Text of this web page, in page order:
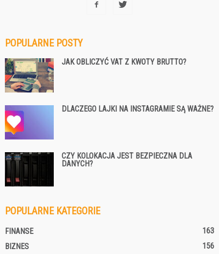
POPULARNE POSTY
JAK OBLICZYĆ VAT Z KWOTY BRUTTO?
DLACZEGO LAJKI NA INSTAGRAMIE SĄ WAŻNE?
CZY KOLOKACJA JEST BEZPIECZNA DLA
DANYCH?
POPULARNE KATEGORIE
FINANSE
163
BIZNES
156